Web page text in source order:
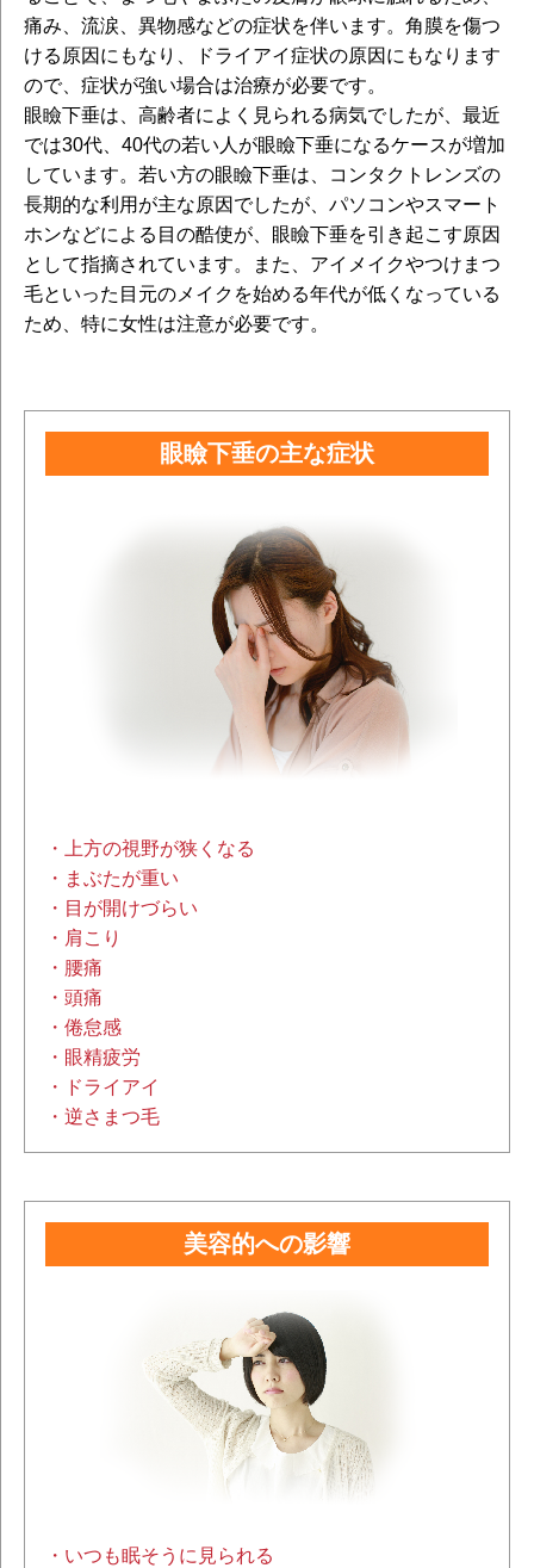
痛み、流涙、異物感などの症状を伴います。角膜を傷つ
ける原因にもなり、ドライアイ症状の原因にもなります
ので、症状が強い場合は治療が必要です。
眼瞼下垂は、高齢者によく見られる病気でしたが、最近
では30代、40代の若い人が眼瞼下垂になるケースが増加
しています。若い方の眼瞼下垂は、コンタクトレンズの
長期的な利用が主な原因でしたが、パソコンやスマート
ホンなどによる目の酷使が、眼瞼下垂を引き起こす原因
として指摘されています。また、アイメイクやつけまつ
毛といった目元のメイクを始める年代が低くなっている
ため、特に女性は注意が必要です。
眼瞼下垂の主な症状
・上方の視野が狭くなる
・まぶたが重い
・目が開けづらい
・肩こり
・腰痛
・頭痛
・倦怠感
・眼精疲労
・ドライアイ
・逆さまつ毛
美容的への影響
・いつも眠そうに見られる